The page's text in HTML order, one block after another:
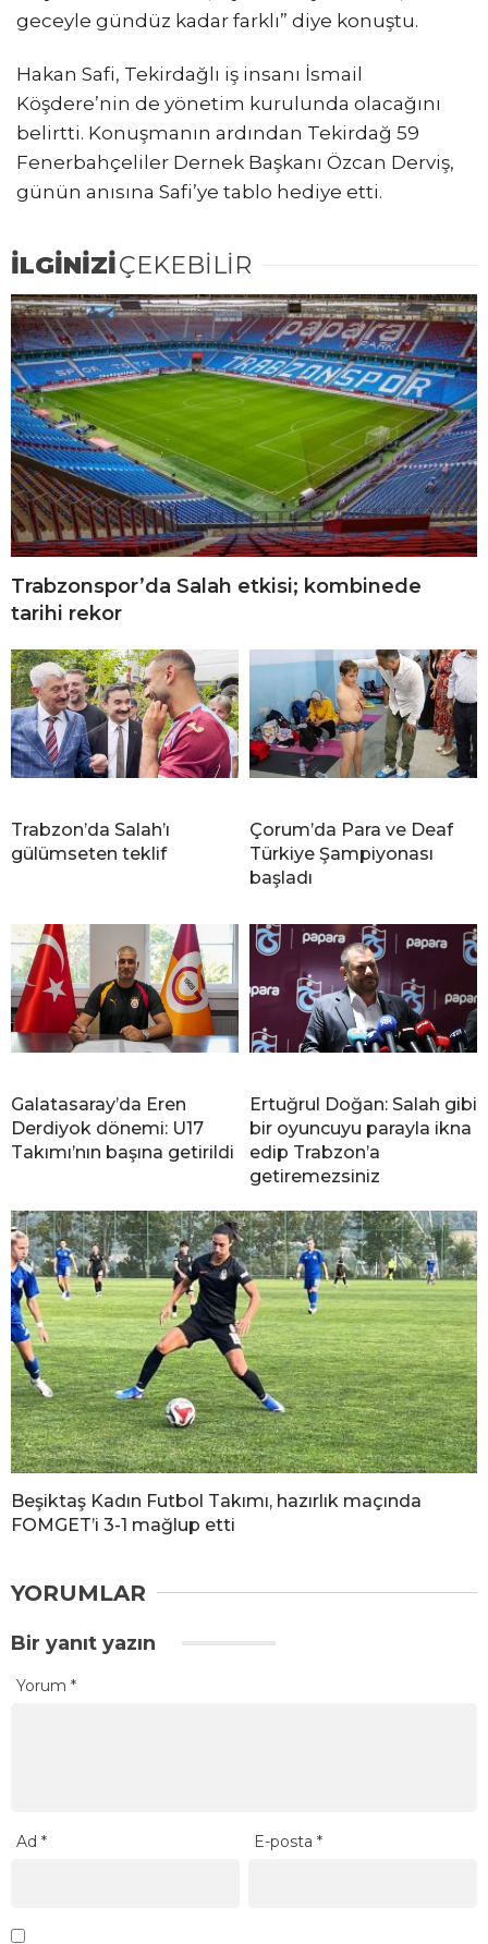
geceyle gündüz kadar farklı” diye konuştu.
Hakan Safi, Tekirdağlı iş insanı İsmail
Köşdere’nin de yönetim kurulunda olacağını
belirtti. Konuşmanın ardından Tekirdağ 59
Fenerbahçeliler Dernek Başkanı Özcan Derviş,
günün anısına Safi’ye tablo hediye etti.
İLGİNİZİÇEKEBİLİR
Trabzonspor’da Salah etkisi; kombinede
tarihi rekor
Trabzon’da Salah’ı
gülümseten teklif
Çorum’da Para ve Deaf
Türkiye Şampiyonası
başladı
Galatasaray’da Eren
Derdiyok dönemi: U17
Takımı’nın başına getirildi
Ertuğrul Doğan: Salah gibi
bir oyuncuyu parayla ikna
edip Trabzon’a
getiremezsiniz
Beşiktaş Kadın Futbol Takımı, hazırlık maçında
FOMGET’i 3-1 mağlup etti
YORUMLAR
Bir yanıt yazın
Yorum *
Ad * E-posta*